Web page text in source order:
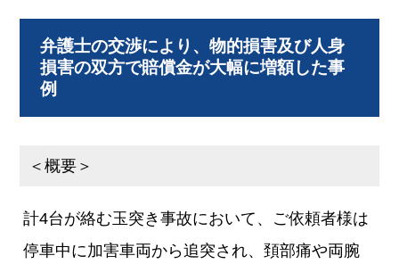
弁護士の交渉により、物的損害及び人身
損害の双方で賠償金が大幅に増額した事
例
＜概要＞
計4台が絡む玉突き事故において、ご依頼者様は
停車中に加害車両から追突され、頚部痛や両腕